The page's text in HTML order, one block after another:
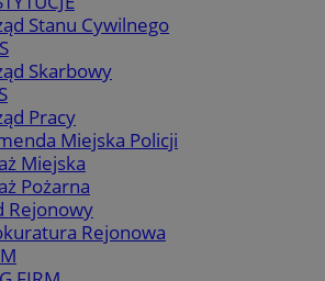
Stanu Cywilnego
Skarbowy
Pracy
Miejska Policji
Miejska
Pożarna
Rejonowy
Rejonowa